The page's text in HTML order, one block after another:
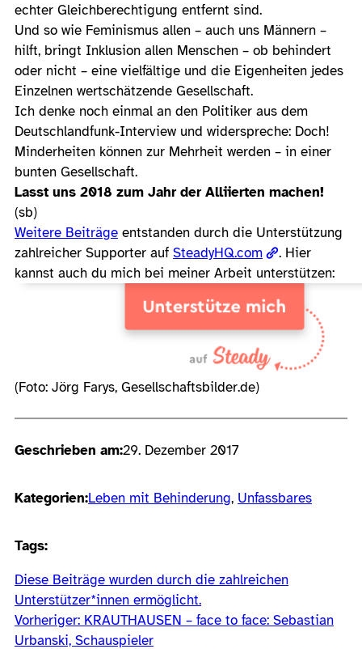
echter Gleichberechtigung entfernt sind.
Und so wie Feminismus allen – auch uns Männern –
hilft, bringt Inklusion allen Menschen – ob behindert
oder nicht – eine vielfältige und die Eigenheiten jedes
Einzelnen wertschätzende Gesellschaft.
Ich denke noch einmal an den Politiker aus dem
Deutschlandfunk-Interview und widerspreche: Doch!
Minderheiten können zur Mehrheit werden – in einer
bunten Gesellschaft.
Lasst uns 2018 zum Jahr der Alliierten machen!
(sb)
Weitere Beiträge entstanden durch die Unterstützung
zahlreicher Supporter auf SteadyHQ.com
. Hier
kannst auch du mich bei meiner Arbeit unterstützen:
(Foto: Jörg Farys, Gesellschaftsbilder.de)
Geschrieben am:29. Dezember 2017
Kategorien:Leben mit Behinderung, Unfassbares
Tags:
Diese Beiträge wurden durch die zahlreichen
Unterstützer*innen ermöglicht.
Vorheriger: KRAUTHAUSEN – face to face: Sebastian
Urbanski, Schauspieler